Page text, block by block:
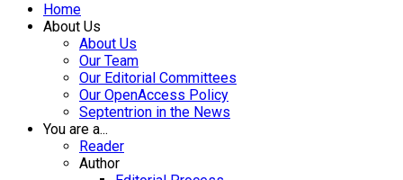
Home
About Us
About Us
Our Team
Our Editorial Committees
Our OpenAccess Policy
Septentrion in the News
You are a...
Reader
Author